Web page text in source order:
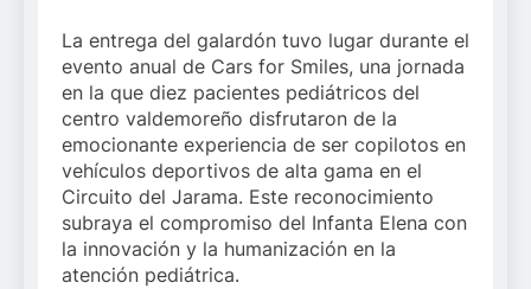
La entrega del galardón tuvo lugar durante el
evento anual de Cars for Smiles, una jornada
en la que diez pacientes pediátricos del
centro valdemoreño disfrutaron de la
emocionante experiencia de ser copilotos en
vehículos deportivos de alta gama en el
Circuito del Jarama. Este reconocimiento
subraya el compromiso del Infanta Elena con
la innovación y la humanización en la
atención pediátrica.